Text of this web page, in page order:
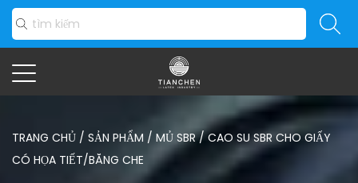
TRANG CHỦ / SẢN PHẨM / MỦ SBR/CAO SU SBR CHO GIẤY
CÓ HỌA TIẾT/BĂNG CHE